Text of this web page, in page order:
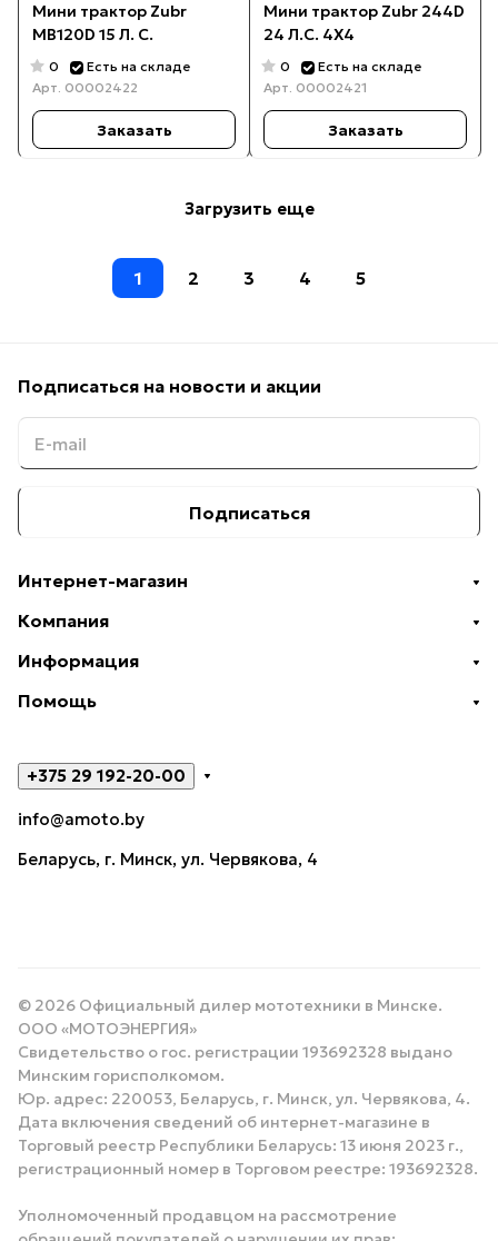
Мини трактор Zubr
МB120D 15 Л. С.
0
Есть на складе
Арт. 00002422
Заказать
Мини трактор Zubr 244D
24 Л.С. 4Х4
0
Есть на складе
Арт. 00002421
Заказать
Загрузить еще
1 2 3 4 5
Подписаться на новости и акции
Подписаться
Интернет-магазин
Компания
Информация
Помощь
+375 29 192-20-00
info@amoto.by
Беларусь, г. Минск, ул. Червякова, 4
© 2026 Официальный дилер мототехники в Минске.
ООО «МОТОЭНЕРГИЯ»
Свидетельство о гос. регистрации 193692328 выдано
Минским горисполкомом.
Юр. адрес: 220053, Беларусь, г. Минск, ул. Червякова, 4.
Дата включения сведений об интернет-магазине в
Торговый реестр Республики Беларусь: 13 июня 2023 г.,
регистрационный номер в Торговом реестре: 193692328.
Уполномоченный продавцом на рассмотрение